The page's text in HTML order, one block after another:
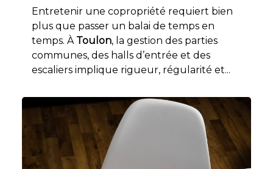
Entretenir une copropriété requiert bien
plus que passer un balai de temps en
temps. À Toulon, la gestion des parties
communes, des halls d’entrée et des
escaliers implique rigueur, régularité et...